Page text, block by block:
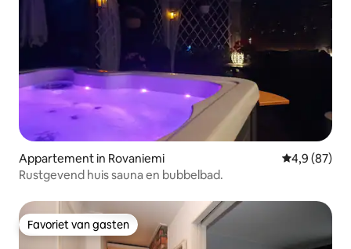
Appartement in Rovaniemi Gemiddelde
4,9 (87)
Rustgevend huis sauna en bubbelbad.
Favoriet van gasten
Favoriet van gasten